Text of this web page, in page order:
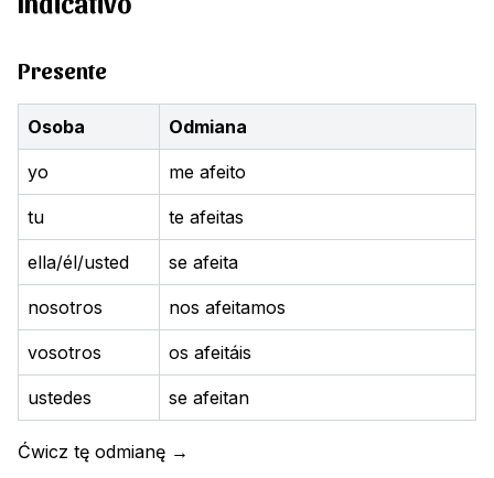
Presente
Osoba Odmiana
yo me afeito
tu te afeitas
ella/él/usted se afeita
nosotros nos afeitamos
vosotros os afeitáis
ustedes se afeitan
Ćwicz tę odmianę →